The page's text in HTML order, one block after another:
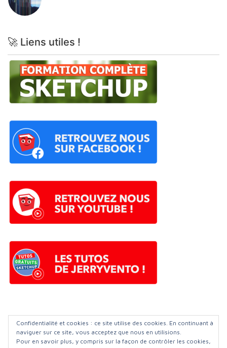
🚀 Liens utiles !
©️ Apprendre-sketchup FORUM| 2023
Confidentialité et cookies : ce site utilise des cookies. En continuant à
naviguer sur ce site, vous acceptez que nous en utilisions.
Pour en savoir plus, y compris sur la façon de contrôler les cookies,